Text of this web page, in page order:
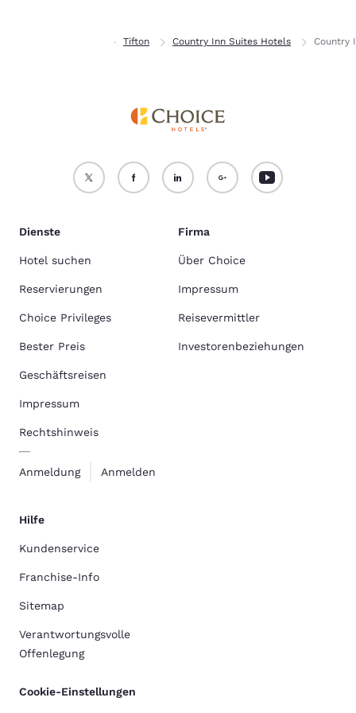
Tifton Country Inn Suites Hotels Country
Dienste
Hotel suchen
Reservierungen
Choice Privileges
Bester Preis
Geschäftsreisen
Impressum
Rechtshinweis
Anmeldung Anmelden
Firma
Über Choice
Impressum
Reisevermittler
Investorenbeziehungen
Hilfe
Kundenservice
Franchise-Info
Sitemap
Verantwortungsvolle
Offenlegung
Cookie-Einstellungen